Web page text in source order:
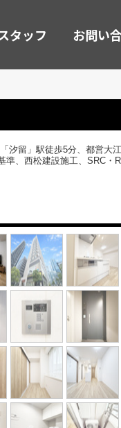
タッフ お問い
汐留」駅徒歩5分、都営大
、西松建設施工、SRC・